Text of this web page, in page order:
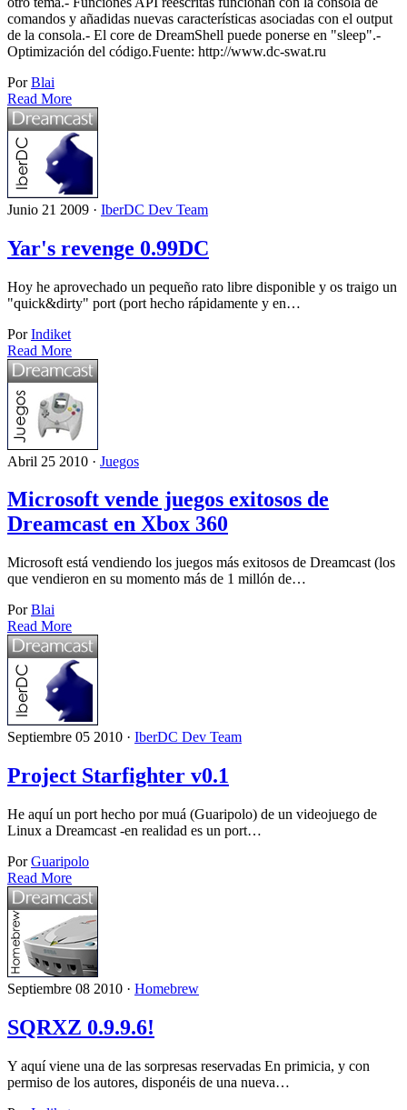
comandos y añadidas nuevas características asociadas con el output
de la consola.- El core de DreamShell puede ponerse en "sleep".-
Optimización del código.Fuente: http://www.dc-swat.ru
PorBlai
Read More
Junio 21 2009 · IberDC Dev Team
Yar's revenge 0.99DC
Hoy he aprovechado un pequeño rato libre disponible y os traigo un
"quick&dirty" port (port hecho rápidamente y en…
PorIndiket
Read More
Abril 25 2010 · Juegos
Microsoft vende juegos exitosos de
Dreamcast en Xbox 360
Microsoft está vendiendo los juegos más exitosos de Dreamcast (los
que vendieron en su momento más de 1 millón de…
PorBlai
Read More
Septiembre 05 2010 · IberDC Dev Team
Project Starfighter v0.1
He aquí un port hecho por muá (Guaripolo) de un videojuego de
Linux a Dreamcast -en realidad es un port…
PorGuaripolo
Read More
Septiembre 08 2010 · Homebrew
SQRXZ 0.9.9.6!
Y aquí viene una de las sorpresas reservadas En primicia, y con
permiso de los autores, disponéis de una nueva…